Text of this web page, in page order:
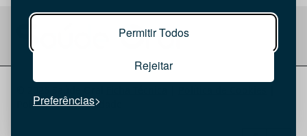
Permitir Todos
Rejeitar
Preferências
Política de privacidade